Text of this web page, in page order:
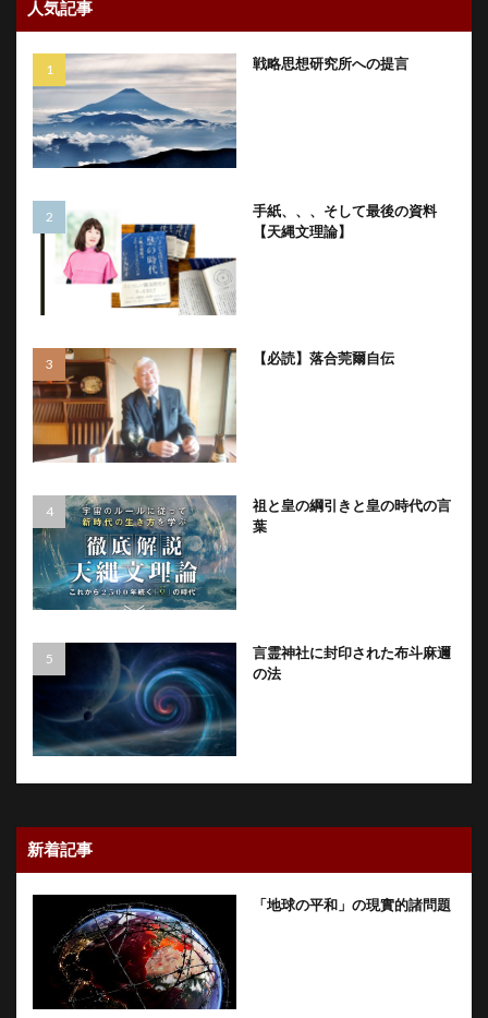
人気記事
戦略思想研究所への提言
手紙、、、そして最後の資料
【天縄文理論】
【必読】落合莞爾自伝
祖と皇の綱引きと皇の時代の言
葉
言霊神社に封印された布斗麻邇
の法
新着記事
「地球の平和」の現實的諸問題